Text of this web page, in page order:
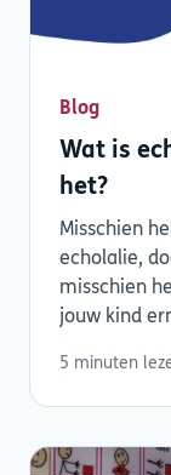
Blog
Wat is
het?
Misschien
echolalie,
misschien
jouw kind
5 minuten